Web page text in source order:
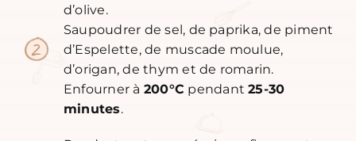
d’olive.
Saupoudrer de sel, de paprika, de piment
d’Espelette, de muscade moulue,
d’origan, de thym et de romarin.
Enfourner à 200°C pendant25-30
minutes.